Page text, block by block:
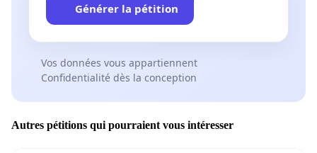
Générer la pétition
Vos données vous appartiennent
Confidentialité dès la conception
Autres pétitions qui pourraient vous intéresser